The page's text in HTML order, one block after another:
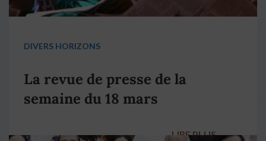
DIVERS HORIZONS
La revue de presse de la
semaine du 18 mars
LIRE PLUS →